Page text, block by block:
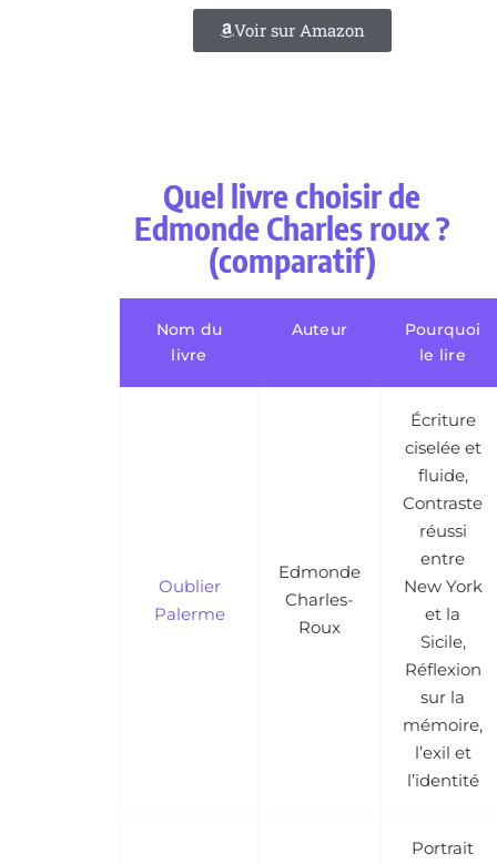
Voir sur Amazon
Quel livre choisir de
Edmonde Charles roux ?
(comparatif)
Nom du
livre
Auteur
Pourquoi
le lire
Oublier
Palerme
Edmonde
Charles-
Roux
Écriture
ciselée et
fluide,
Contraste
réussi
entre
New York
et la
Sicile,
Réflexion
sur la
mémoire,
l’exil et
l’identité
Portrait